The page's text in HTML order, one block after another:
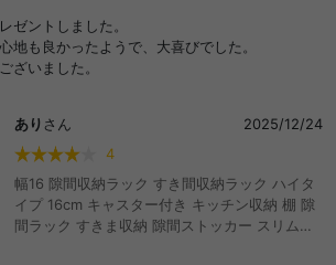
ゼントしました。
地も良かったようで、大喜びでした。
ざいました。
あり さん
2025/12/24
4
幅16 隙間収納ラック すき間収納ラック ハイタ
イプ 16cm キャスター付き キッチン収納 棚 隙
間ラック すきま収納 隙間ストッカー スリムラ